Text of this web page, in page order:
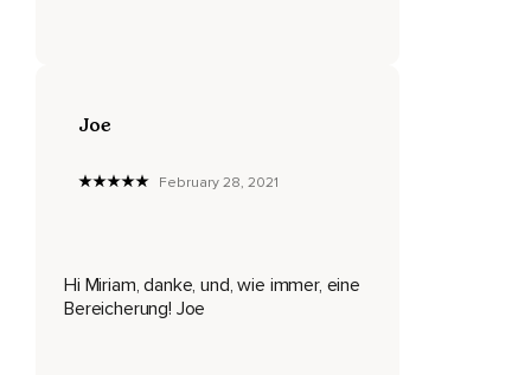
So ja,
Joe
February 28, 2021
Hi Miriam, danke, und, wie immer, eine
Bereicherung! Joe